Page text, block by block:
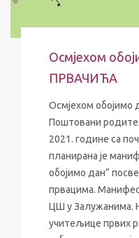
Осмјехом
ПРВАЧИЋА
Осмјехом
Поштовани
2021. године са
планирана је
обојимо дан“
првацима.
ЦШ у Залужанима.
учитељице првих